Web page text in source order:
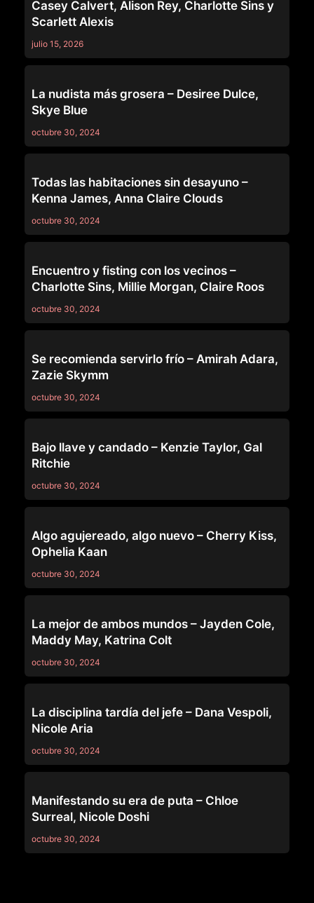
Casey Calvert, Alison Rey, Charlotte Sins y
Scarlett Alexis
julio 15, 2026
La nudista más grosera – Desiree Dulce,
Skye Blue
octubre 30, 2024
Todas las habitaciones sin desayuno –
Kenna James, Anna Claire Clouds
octubre 30, 2024
Encuentro y fisting con los vecinos –
Charlotte Sins, Millie Morgan, Claire Roos
octubre 30, 2024
Se recomienda servirlo frío – Amirah Adara,
Zazie Skymm
octubre 30, 2024
Bajo llave y candado – Kenzie Taylor, Gal
Ritchie
octubre 30, 2024
Algo agujereado, algo nuevo – Cherry Kiss,
Ophelia Kaan
octubre 30, 2024
La mejor de ambos mundos – Jayden Cole,
Maddy May, Katrina Colt
octubre 30, 2024
La disciplina tardía del jefe – Dana Vespoli,
Nicole Aria
octubre 30, 2024
Manifestando su era de puta – Chloe
Surreal, Nicole Doshi
octubre 30, 2024